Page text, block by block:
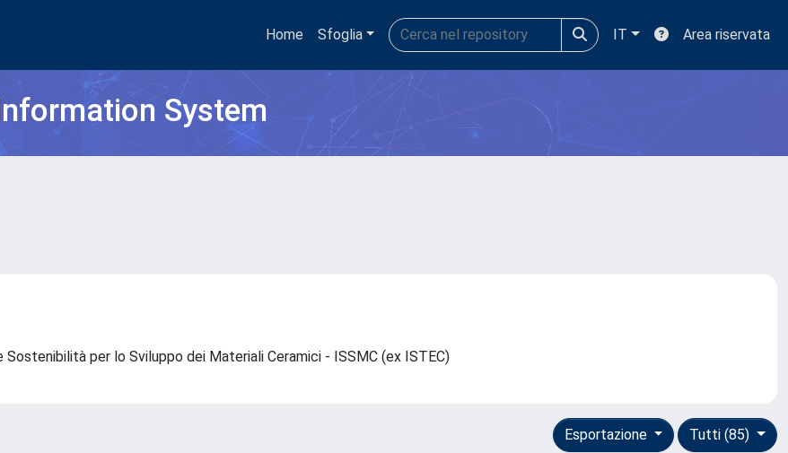
Home Sfoglia IT Area riservata
System
per lo Sviluppo dei Materiali Ceramici - ISSMC (ex ISTEC)
Tutti (85)
Esportazione